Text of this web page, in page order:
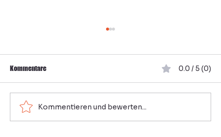
Kommentare 0.0 / 5 (0)
Kommentieren und bewerten...